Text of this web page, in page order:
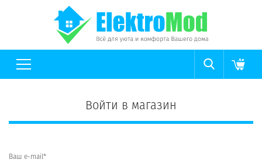
Войти в магазин
Ваш e-mail*